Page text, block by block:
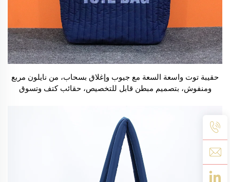
حقيبة توت واسعة السعة مع جيوب وإغلاق بسحاب، من نايلون مربع
ومنفوش، بتصميم مبطن قابل للتخصيص، حقائب كتف وتسوق